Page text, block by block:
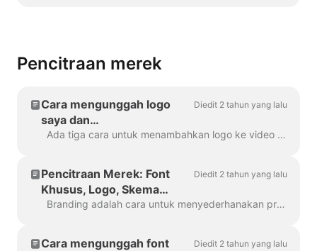
Pencitraan merek
Cara mengunggah logo
saya dan
menambahkannya ke video
Diedit 2 tahun yang lalu
Ada tiga cara untuk menambahkan logo ke video Anda! Mari kita tinjau setiap metode dan pertimbangkan pro dan kontranya! Jika Anda berencana untuk menggunakan logo ini benar-benar ...
Pencitraan Merek: Font
Khusus, Logo, Skema
Warna
Diedit 2 tahun yang lalu
Branding adalah cara untuk menyederhanakan proses pembuatan video bermerek, dan juga efisiensi. Ini memberi Anda kemampuan untuk mengisi beberapa "merek"...
Cara mengunggah font
Diedit 2 tahun yang lalu